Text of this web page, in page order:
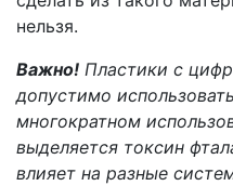
нельзя.
Важно! Пластики с
допустимо
многократном
выделяется токсин
влияет на разные